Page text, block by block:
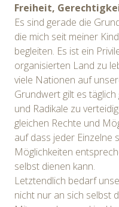
Freiheit,
Es sind gerade die
die mich seit meiner
begleiten. Es ist ein
organisierten Land zu
viele Nationen auf
Grundwert gilt es
und Radikale zu
gleichen Rechte und
auf dass jeder Einzelne
Möglichkeiten
selbst dienen kann.
Letztendlich bedarf
nicht nur an sich selbst